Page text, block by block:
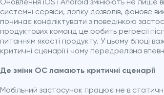
Оновлення iOS і Android змінюють не лише
системні сервіси, логіку дозволів,
починає конфліктувати з поведінкою
продуктових команд це робить регресії
питанням якості продукту. У цьому блоці
критичні сценарії і чому передрелізна
Де зміни ОС ламають критичні сценарії
Мобільний застосунок працює не в